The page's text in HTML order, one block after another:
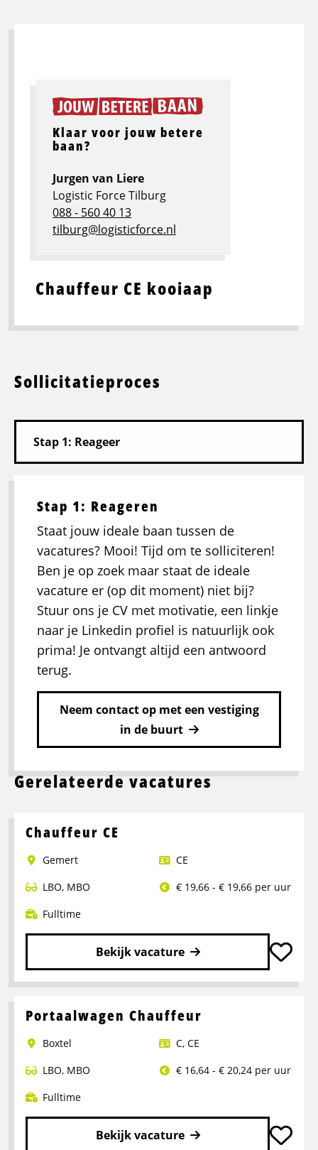
Chauffeur CE kooiaap
Klaar voor jouw betere
baan?
Jurgen van Liere
Logistic Force Tilburg
088 - 560 40 13
tilburg@logisticforce.nl
Sollicitatieproces
Stap 1: Reageren
Staat jouw ideale baan tussen de
vacatures? Mooi! Tijd om te solliciteren!
Ben je op zoek maar staat de ideale
vacature er (op dit moment) niet bij?
Stuur ons je CV met motivatie, een linkje
naar je Linkedin profiel is natuurlijk ook
prima! Je ontvangt altijd een antwoord
terug.
Neem contact op met een vestiging
in de buurt
Gerelateerde vacatures
Chauffeur CE
Gemert
CE
LBO, MBO
€ 19,66 - € 19,66 per uur
Fulltime
Bekijk vacature
Lees
over
CE
Portaalwagen Chauffeur
Boxtel C, CE
LBO, MBO
€ 16,64 - € 20,24 per uur
Fulltime
Bekijk vacature